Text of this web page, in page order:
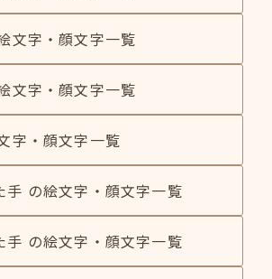
文字・顔文字一覧
文字・顔文字一覧
字・顔文字一覧
手 の絵文字・顔文字一覧
手 の絵文字・顔文字一覧